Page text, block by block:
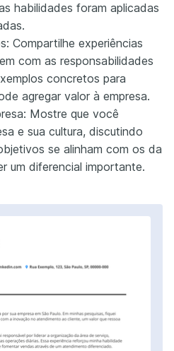
habilidades foram aplicadas
Compartilhe experiências
com as responsabilidades
concretos para
agregar valor à empresa.
Mostre que você
e sua cultura, discutindo
se alinham com os da
um diferencial importante.